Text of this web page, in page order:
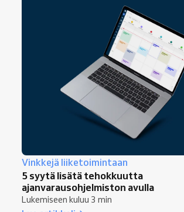
Vinkkejä liiketoimintaan
5 syytä lisätä tehokkuutta
ajanvarausohjelmiston avulla
Lukemiseen kuluu 3 min